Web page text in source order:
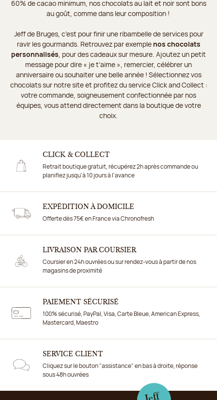
60% de cacao minimum, nos chocolats au lait et noir sont bons
au goût, comme dans leur composition !
Jeff de Bruges, c’est pour finir une ribambelle de services pour
ravir les gourmands. Retrouvez par exemple nos chocolats
personnalisés, pour des cadeaux sur mesure. Ajoutez un petit
message pour dire « je t’aime », remercier, célébrer un
anniversaire ou souhaiter une belle année ! Sélectionnez vos
chocolats sur notre site et profitez du service Click and Collect :
votre commande, soigneusement confectionnée par nos
équipes, vous attend directement dans la boutique de votre
choix.
CLICK & COLLECT
Retrait boutique gratuit, récupérez 2h après commande ou
planifiez jusqu'à 10 jours à l'avance
EXPÉDITION À DOMICILE
Offerte dès 75€ en France via Chronofresh
LIVRAISON PAR COURSIER
Coursier en 24h ouvrées ou sur rendez-vous à partir de nos
magasins de proximité
PAIEMENT SÉCURISÉ
100% sécurisé, PayPal, Visa, Carte Bleue, American Express,
Mastercard, Maestro
SERVICE CLIENT
Cliquez sur le bouton "assistance" en bas à droite, réponse
sous 48h ouvrées